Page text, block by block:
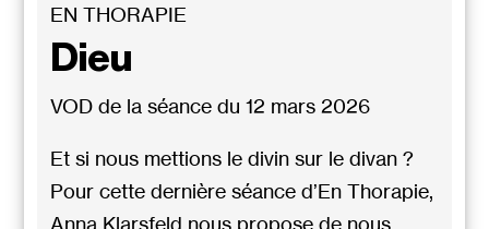
EN THORAPIE
Dieu
VOD de la séance du 12 mars 2026
Et si nous mettions le divin sur le divan ?
Pour cette dernière séance d’En Thorapie,
Anna Klarsfeld nous propose de nous